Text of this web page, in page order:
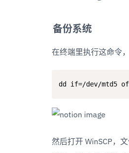
备份系统
在终端里执行这命令
dd if=/dev/mtd5
然后打开 WinSCP，